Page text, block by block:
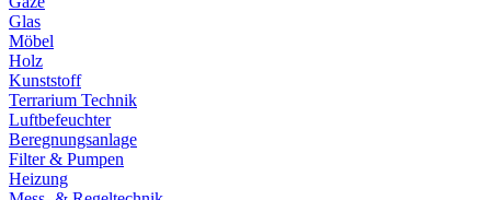
Glas
Möbel
Holz
Kunststoff
Terrarium Technik
Luftbefeuchter
Beregnungsanlage
Filter & Pumpen
Heizung